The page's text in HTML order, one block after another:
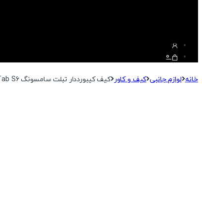
0
خانه لوازم جانبی کیف و کاور کیف کیبورددار تبلت سامسونگ Galaxy Tab S6